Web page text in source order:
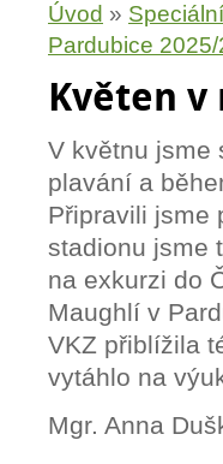
Úvod »
Pardubice
Květen v
V květnu jsme
plavání a
Připravili jsme
stadionu jsme
na exkurzi do
Maughlí v
VKZ přiblížila
vytáhlo na
Mgr. Anna